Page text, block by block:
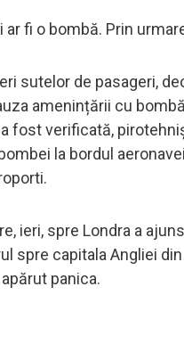
fi o bombă. Prin
sutelor de pasageri,
amenințării cu
fost verificată,
la bordul
ieri, spre Londra a
spre capitala Angliei
panica.